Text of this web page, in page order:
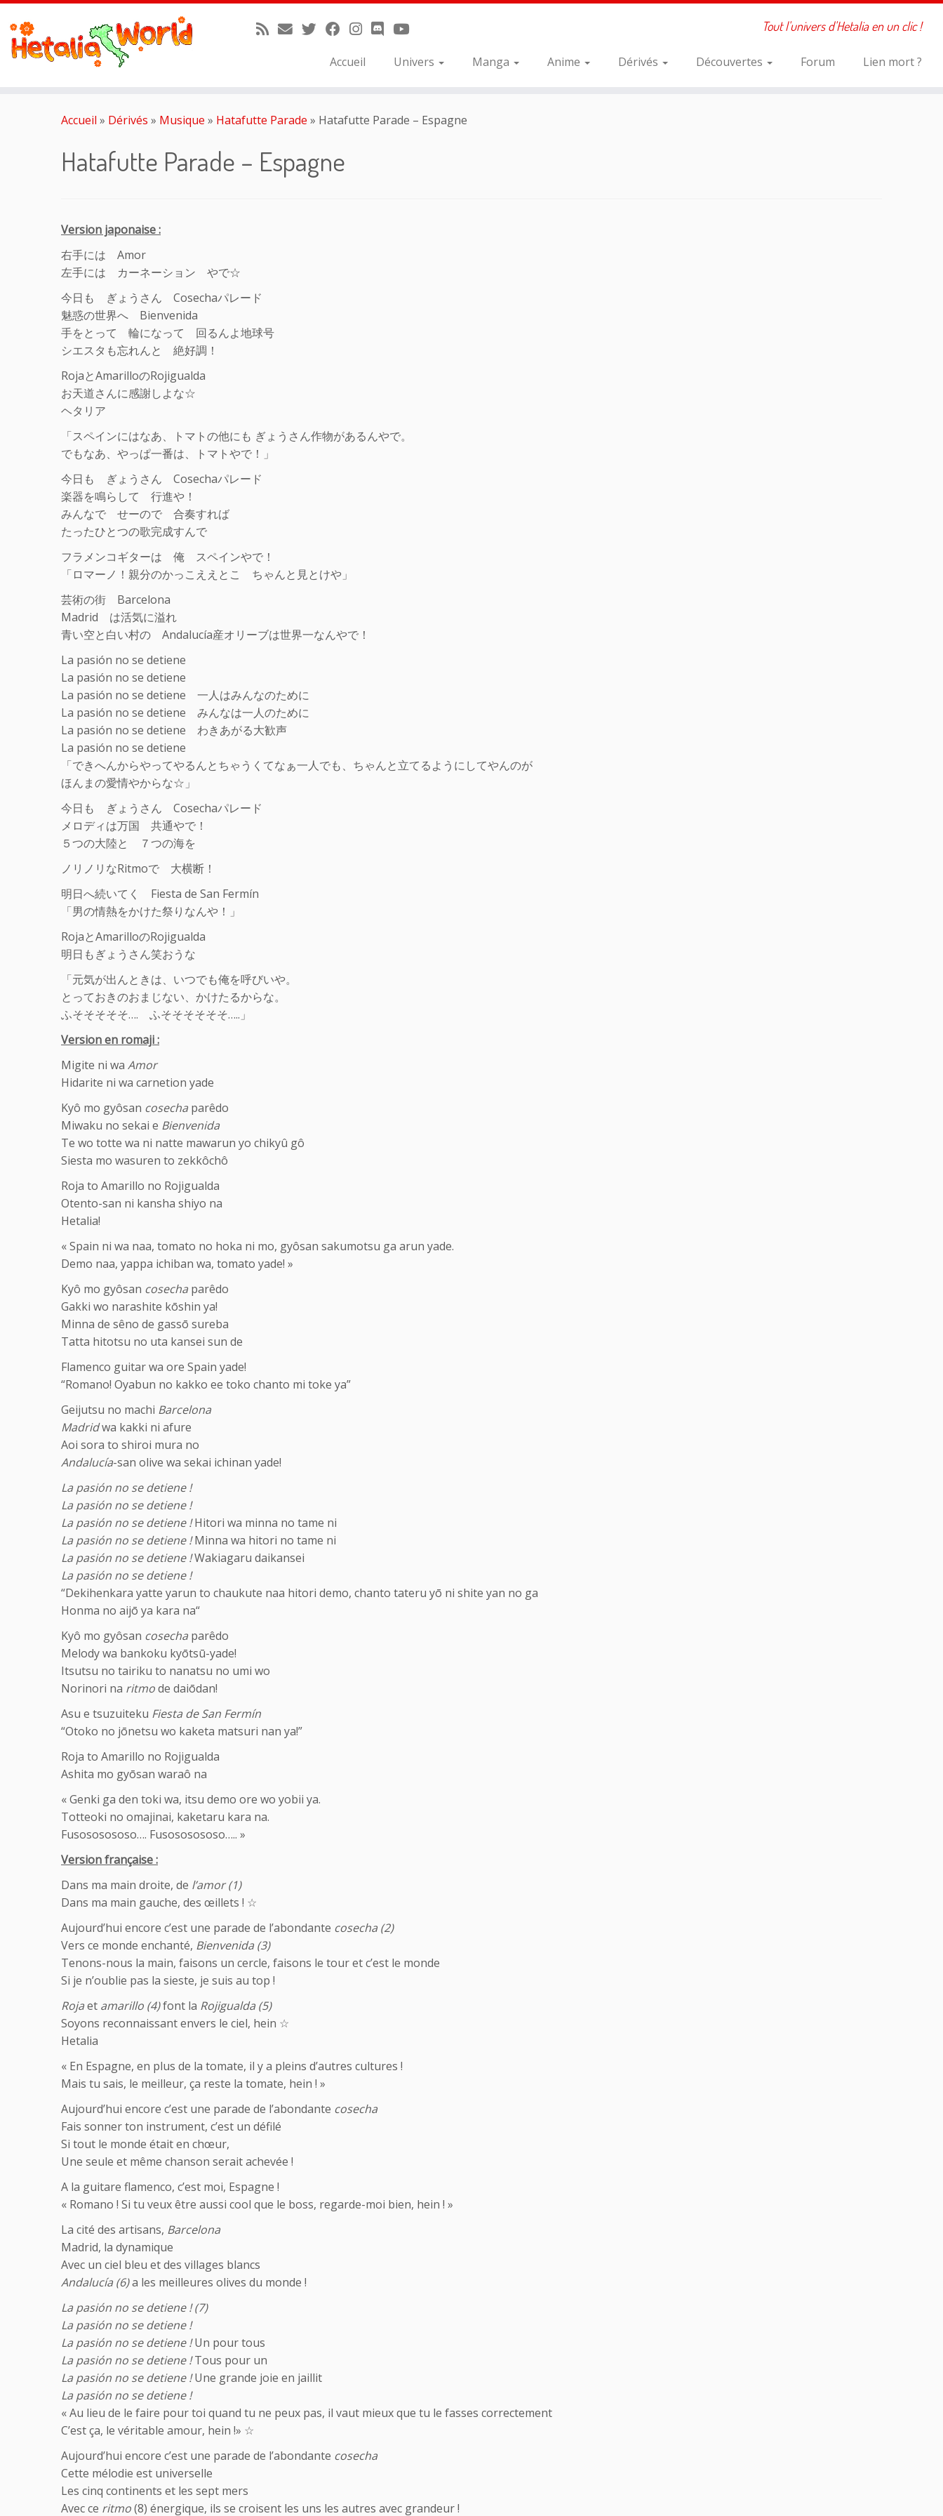
Tout l'univers d'Hetalia en un clic !
Accueil Univers Manga Anime Dérivés Découvertes Forum Lien mort ?
Accueil » Dérivés » Musique » Hatafutte Parade » Hatafutte Parade – Espagne
Hatafutte Parade – Espagne
Version japonaise :
右手には Amor
左手には カーネーション やで☆
今日も ぎょうさん Cosechaパレード
魅惑の世界へ Bienvenida
手をとって 輪になって 回るんよ地球号
シエスタも忘れんと 絶好調！
RojaとAmarilloのRojigualda
お天道さんに感謝しよな☆
ヘタリア
「スペインにはなあ、トマトの他にも ぎょうさん作物があるんやで。
でもなあ、やっぱ一番は、トマトやで！」
今日も ぎょうさん Cosechaパレード
楽器を鳴らして 行進や！
みんなで せーので 合奏すれば
たったひとつの歌完成すんで
フラメンコギターは 俺 スペインやで！
「ロマーノ！親分のかっこええとこ ちゃんと見とけや」
芸術の街 Barcelona
Madrid は活気に溢れ
青い空と白い村の Andalucía産オリーブは世界一なんやで！
La pasión no se detiene
La pasión no se detiene
La pasión no se detiene 一人はみんなのために
La pasión no se detiene みんなは一人のために
La pasión no se detiene わきあがる大歓声
La pasión no se detiene
「できへんからやってやるんとちゃうくてなぁ一人でも、ちゃんと立てるようにしてやんのが
ほんまの愛情やからな☆」
今日も ぎょうさん Cosechaパレード
メロディは万国 共通やで！
５つの大陸と ７つの海を
ノリノリなRitmoで 大横断！
明日へ続いてく Fiesta de San Fermín
「男の情熱をかけた祭りなんや！」
RojaとAmarilloのRojigualda
明日もぎょうさん笑おうな
「元気が出んときは、いつでも俺を呼びいや。
とっておきのおまじない、かけたるからな。
ふそそそそそ…. ふそそそそそそ…..」
Version en romaji :
Migite ni wa Amor
Hidarite ni wa carnetion yade
Kyô mo gyôsan cosecha parêdo
Miwaku no sekai e Bienvenida
Te wo totte wa ni natte mawarun yo chikyû gô
Siesta mo wasuren to zekkôchô
Roja to Amarillo no Rojigualda
Otento-san ni kansha shiyo na
Hetalia!
« Spain ni wa naa, tomato no hoka ni mo, gyôsan sakumotsu ga arun yade.
Demo naa, yappa ichiban wa, tomato yade! »
Kyô mo gyôsan cosecha parêdo
Gakki wo narashite kōshin ya!
Minna de sêno de gassō sureba
Tatta hitotsu no uta kansei sun de
Flamenco guitar wa ore Spain yade!
“Romano! Oyabun no kakko ee toko chanto mi toke ya”
Geijutsu no machi Barcelona
Madridwa kakki ni afure
Aoi sora to shiroi mura no
Andalucía-san olive wa sekai ichinan yade!
La pasión no se detiene !
La pasión no se detiene !
La pasión no se detiene !Hitori wa minna no tame ni
La pasión no se detiene !Minna wa hitori no tame ni
La pasión no se detiene !Wakiagaru daikansei
La pasión no se detiene !
“Dekihenkara yatte yarun to chaukute naa hitori demo, chanto tateru yō ni shite yan no ga
Honma no aijō ya kara na“
Kyô mo gyôsan cosecha parêdo
Melody wa bankoku kyōtsū-yade!
Itsutsu no tairiku to nanatsu no umi wo
Norinori na ritmode daiōdan!
Asu e tsuzuiteku Fiesta de San Fermín
“Otoko no jōnetsu wo kaketa matsuri nan ya!”
Roja to Amarillo no Rojigualda
Ashita mo gyōsan waraô na
« Genki ga den toki wa, itsu demo ore wo yobii ya.
Totteoki no omajinai, kaketaru kara na.
Fusososososo…. Fusososososo….. »
Version française :
Dans ma main droite, de l’amor (1)
Dans ma main gauche, des œillets ! ☆
Aujourd’hui encore c’est une parade de l’abondante cosecha (2)
Vers ce monde enchanté, Bienvenida (3)
Tenons-nous la main, faisons un cercle, faisons le tour et c’est le monde
Si je n’oublie pas la sieste, je suis au top !
Rojaet amarillo (4)font la Rojigualda (5)
Soyons reconnaissant envers le ciel, hein ☆
Hetalia
« En Espagne, en plus de la tomate, il y a pleins d’autres cultures !
Mais tu sais, le meilleur, ça reste la tomate, hein ! »
Aujourd’hui encore c’est une parade de l’abondante cosecha
Fais sonner ton instrument, c’est un défilé
Si tout le monde était en chœur,
Une seule et même chanson serait achevée !
A la guitare flamenco, c’est moi, Espagne !
« Romano ! Si tu veux être aussi cool que le boss, regarde-moi bien, hein ! »
La cité des artisans, Barcelona
Madrid, la dynamique
Avec un ciel bleu et des villages blancs
Andalucía (6)a les meilleures olives du monde !
La pasión no se detiene ! (7)
La pasión no se detiene !
La pasión no se detiene !Un pour tous
La pasión no se detiene !Tous pour un
La pasión no se detiene !Une grande joie en jaillit
La pasión no se detiene !
« Au lieu de le faire pour toi quand tu ne peux pas, il vaut mieux que tu le fasses correctement
C’est ça, le véritable amour, hein !» ☆
Aujourd’hui encore c’est une parade de l’abondante cosecha
Cette mélodie est universelle
Les cinq continents et les sept mers
Avec ce ritmo(8) énergique, ils se croisent les uns les autres avec grandeur !